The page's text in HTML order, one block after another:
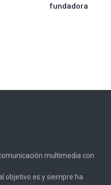
fundadora
multimedia con
objetivo es y siempre ha